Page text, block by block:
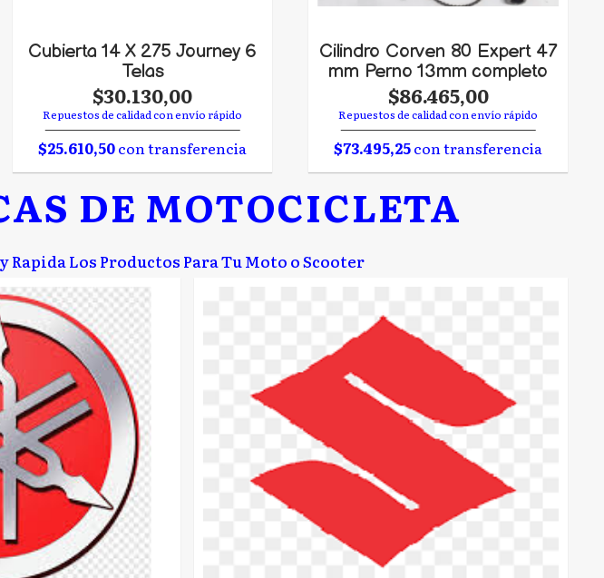
Cubierta 14 X 275 Journey 6
Telas
$30.130,00
Repuestos de calidad con envío rápido
$25.610,50con transferencia
Cilindro Corven 80 Expert 47
mm Perno 13mm completo
$86.465,00
Repuestos de calidad con envío rápido
$73.495,25con transferencia
DE MOTOCICLETA
Rapida Los Productos Para Tu Moto o Scooter